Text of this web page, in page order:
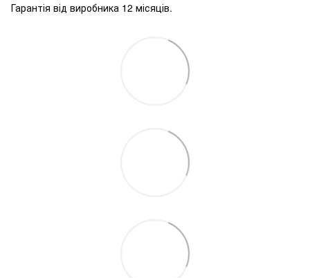
Гарантія від виробника 12 місяців.